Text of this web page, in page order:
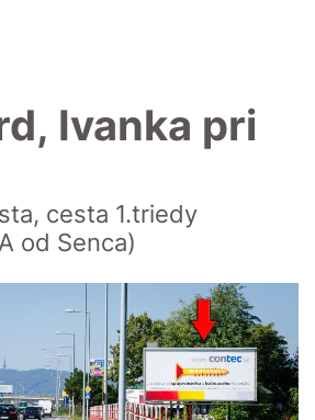
Ivanka pri
cesta 1.triedy
od Senca)